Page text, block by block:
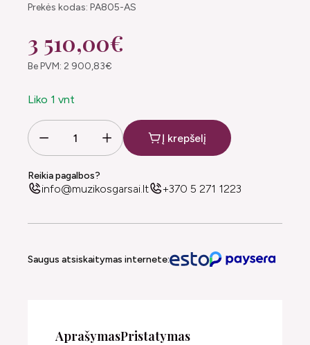
Prekės kodas: PA805-AS
3 510,00€
Be PVM: 2 900,83€
Liko 1 vnt
Į krepšelį
Reikia pagalbos?
info@muzikosgarsai.lt +370 5 271 1223
Saugus atsiskaitymas internete:
AprašymasPristatymas